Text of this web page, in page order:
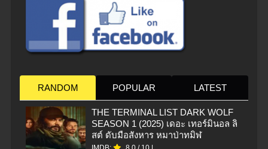
RANDOM POPULAR LATEST
THE TERMINAL LIST DARK WOLF
SEASON 1 (2025) เดอะ เทอร์มินอล ลิ
สต์ ดับมือสังหาร หมาป่าทมิฬ